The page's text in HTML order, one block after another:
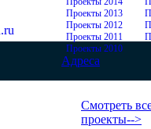
Проекты 2013
Проекты 2012
Проекты 2011
Проекты 2010
Адреса
Смотреть
проекты-->